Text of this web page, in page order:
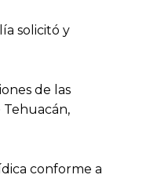
solicitó y
de las
conforme a